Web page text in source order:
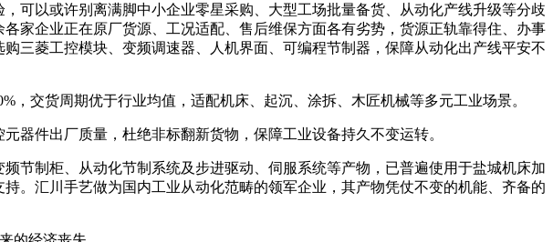
以或许别离满脚中小企业零星采购、大型工场批量备货、从动化产线升级等分歧
家企业正在原厂货源、工况适配、售后维保方面各有劣势，货源正轨靠得住、办事
三菱工控模块、变频调速器、人机界面、可编程节制器，保障从动化出产线平安不
交货周期优于行业均值，适配机床、起沉、涂拆、木匠机械等多元工业场景。
件出厂质量，杜绝非标翻新货物，保障工业设备持久不变运转。
制柜、从动化节制系统及步进驱动、伺服系统等产物，已普遍使用于盐城机床加
。汇川手艺做为国内工业从动化范畴的领军企业，其产物凭仗不变的机能、齐备的